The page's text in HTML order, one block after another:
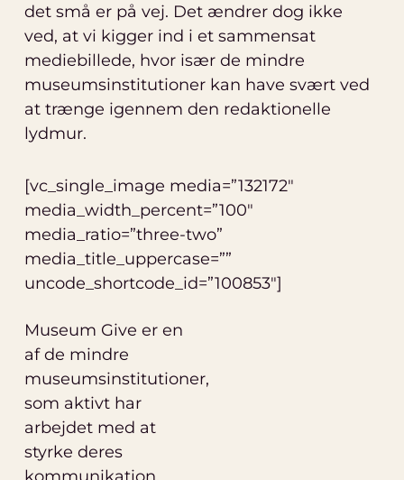
det små er på vej. Det ændrer dog ikke
ved, at vi kigger ind i et sammensat
mediebillede, hvor især de mindre
museumsinstitutioner kan have svært ved
at trænge igennem den redaktionelle
lydmur.
[vc_single_image media=”132172″
media_width_percent=”100″
media_ratio=”three-two”
media_title_uppercase=””
uncode_shortcode_id=”100853″]
Museum Give er en
af de mindre
museumsinstitutioner,
som aktivt har
arbejdet med at
styrke deres
kommunikation.